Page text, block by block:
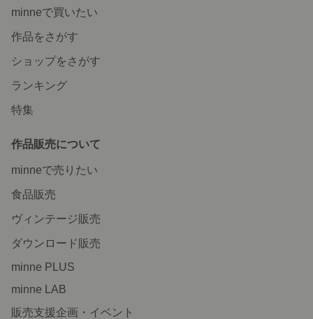
minneで買いたい
作品をさがす
ショップをさがす
ランキング
特集
作品販売について
minneで売りたい
食品販売
ヴィンテージ販売
ダウンロード販売
minne PLUS
minne LAB
販売支援企画・イベント